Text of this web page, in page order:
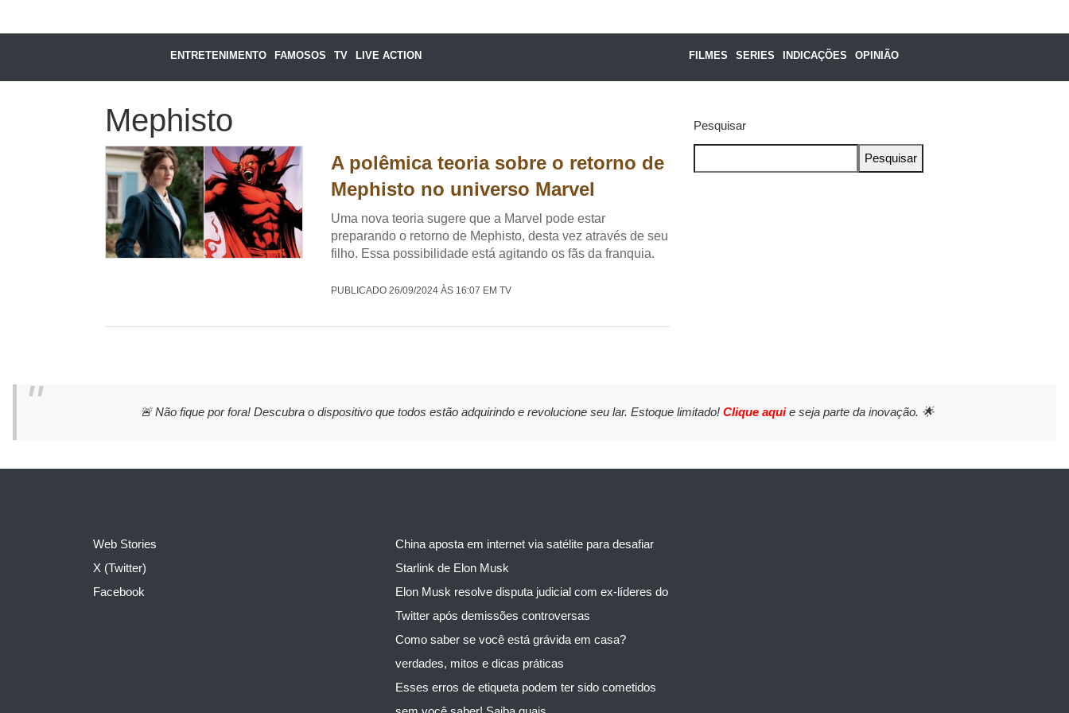
ENTRETENIMENTO FAMOSOS TV LIVE ACTION FILMES SERIES INDICAÇÕES OPINIÃO
Mephisto
A polêmica teoria sobre o retorno de
Mephisto no universo Marvel
Uma nova teoria sugere que a Marvel pode estar
preparando o retorno de Mephisto, desta vez através de seu
filho. Essa possibilidade está agitando os fãs da franquia.
PUBLICADO 26/09/2024 ÀS 16:07 EM TV
Pesquisar
Pesquisar
🚨 Não fique por fora! Descubra o dispositivo que todos estão adquirindo e revolucione seu lar. Estoque limitado! Clique aquie seja parte da inovação. 🌟
Web Stories
X (Twitter)
Facebook
China aposta em internet via satélite para desafiar
Starlink de Elon Musk
Elon Musk resolve disputa judicial com ex-líderes do
Twitter após demissões controversas
Como saber se você está grávida em casa?
verdades, mitos e dicas práticas
Esses erros de etiqueta podem ter sido cometidos